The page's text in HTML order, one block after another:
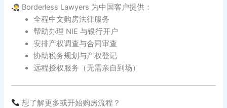
Borderless Lawyers 为中国客户提供：
全程中文购房法律服务
帮助办理 NIE 与银行开户
安排产权调查与合同审查
协助税务规划与产权登记
远程授权服务（无需亲自到场）
想了解更多或开始购房流程？